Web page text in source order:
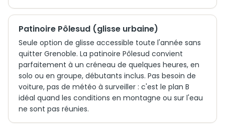
Patinoire Pôlesud (glisse urbaine)
Seule option de glisse accessible toute l'année sans
quitter Grenoble. La patinoire Pôlesud convient
parfaitement à un créneau de quelques heures, en
solo ou en groupe, débutants inclus. Pas besoin de
voiture, pas de météo à surveiller : c'est le plan B
idéal quand les conditions en montagne ou sur l'eau
ne sont pas réunies.